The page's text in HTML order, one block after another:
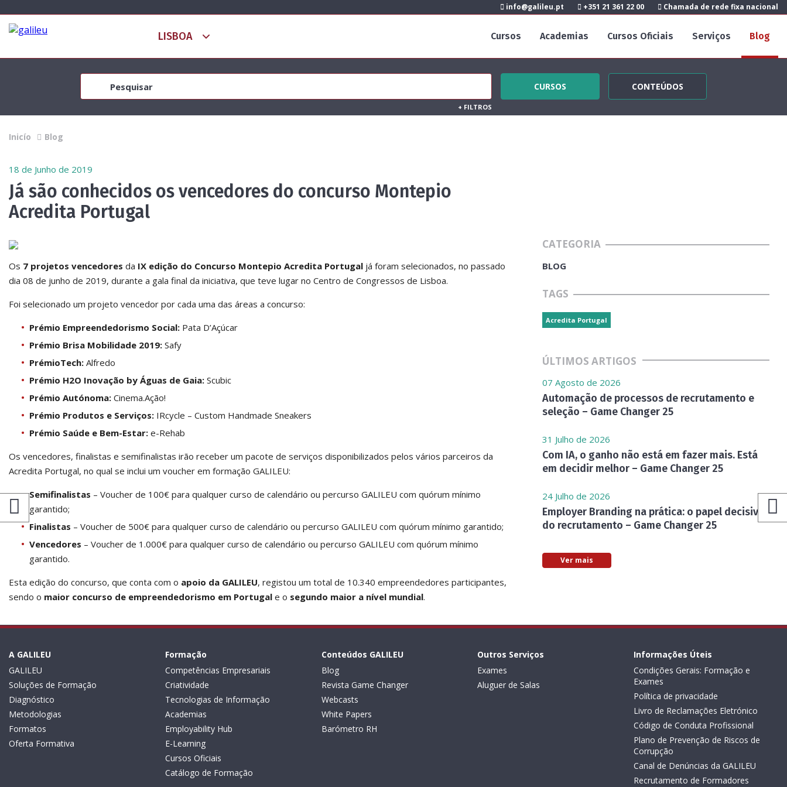
info@galileu.pt +351 21 361 22 00 Chamada de rede fixa nacional
Cursos Academias Cursos Oficiais Serviços Blog
CURSOS CONTEÚDOS
+ FILTROS
Inicío Blog
18 de Junho de 2019
Já são conhecidos os vencedores do concurso Montepio
Acredita Portugal
Os 7 projetos vencedores da IX edição do Concurso Montepio Acredita Portugal já foram selecionados, no passado
dia 08 de junho de 2019, durante a gala final da iniciativa, que teve lugar no Centro de Congressos de Lisboa.
Foi selecionado um projeto vencedor por cada uma das áreas a concurso:
Prémio Empreendedorismo Social: Pata D’Açúcar
Prémio Brisa Mobilidade 2019: Safy
PrémioTech: Alfredo
Prémio H2O Inovação by Águas de Gaia: Scubic
Prémio Autónoma: Cinema.Ação!
Prémio Produtos e Serviços: IRcycle – Custom Handmade Sneakers
Prémio Saúde e Bem-Estar: e-Rehab
Os vencedores, finalistas e semifinalistas irão receber um pacote de serviços disponibilizados pelos vários parceiros da
Acredita Portugal, no qual se inclui um voucher em formação GALILEU:
Semifinalistas – Voucher de 100€ para qualquer curso de calendário ou percurso GALILEU com quórum mínimo
garantido;
Finalistas – Voucher de 500€ para qualquer curso de calendário ou percurso GALILEU com quórum mínimo garantido;
Vencedores – Voucher de 1.000€ para qualquer curso de calendário ou percurso GALILEU com quórum mínimo
garantido.
Esta edição do concurso, que conta com o apoio da GALILEU, registou um total de 10.340 empreendedores participantes,
sendo o maior concurso de empreendedorismo em Portugal e o segundo maior a nível mundial.
CATEGORIA
BLOG
TAGS
Acredita Portugal
ÚLTIMOS ARTIGOS
07 Agosto de 2026
Automação de processos de recrutamento e
seleção – Game Changer 25
31 Julho de 2026
Com IA, o ganho não está em fazer mais. Está
em decidir melhor – Game Changer 25
24 Julho de 2026
Employer Branding na prática: o papel decisivo
do recrutamento – Game Changer 25
Ver mais
A GALILEU
GALILEU
Soluções de Formação
Diagnóstico
Metodologias
Formatos
Oferta Formativa
Formação
Competências Empresariais
Criatividade
Tecnologias de Informação
Academias
Employability Hub
E-Learning
Cursos Oficiais
Catálogo de Formação
Conteúdos GALILEU
Blog
Revista Game Changer
Webcasts
White Papers
Barómetro RH
Outros Serviços
Exames
Aluguer de Salas
Informações Úteis
Condições Gerais: Formação e
Exames
Política de privacidade
Livro de Reclamações Eletrónico
Código de Conduta Profissional
Plano de Prevenção de Riscos de
Corrupção
Canal de Denúncias da GALILEU
Recrutamento de Formadores